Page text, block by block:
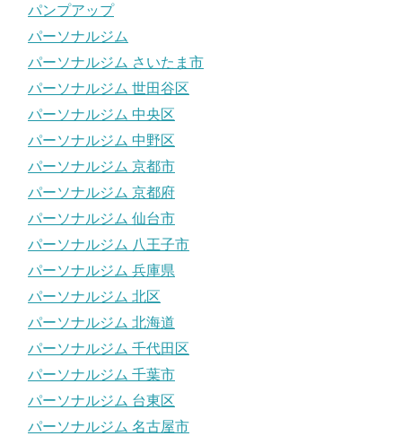
パンプアップ
パーソナルジム
パーソナルジム さいたま市
パーソナルジム 世田谷区
パーソナルジム 中央区
パーソナルジム 中野区
パーソナルジム 京都市
パーソナルジム 京都府
パーソナルジム 仙台市
パーソナルジム 八王子市
パーソナルジム 兵庫県
パーソナルジム 北区
パーソナルジム 北海道
パーソナルジム 千代田区
パーソナルジム 千葉市
パーソナルジム 台東区
パーソナルジム 名古屋市